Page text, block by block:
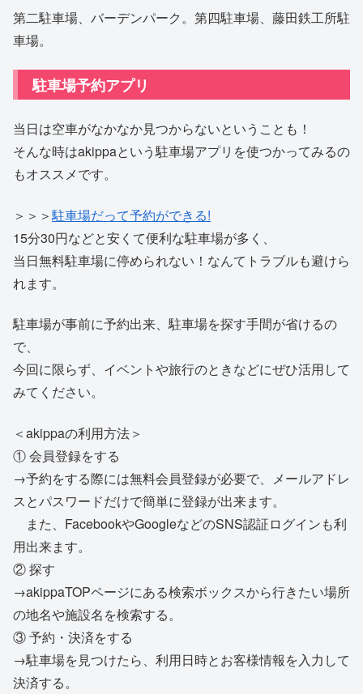
第二駐車場、バーデンパーク。第四駐車場、藤田鉄工所駐
車場。
駐車場予約アプリ
当日は空車がなかなか見つからないということも！
そんな時はakippaという駐車場アプリを使つかってみるの
もオススメです。
＞＞＞駐車場だって予約ができる!
15分30円などと安くて便利な駐車場が多く、
当日無料駐車場に停められない！なんてトラブルも避けら
れます。
駐車場が事前に予約出来、駐車場を探す手間が省けるの
で、
今回に限らず、イベントや旅行のときなどにぜひ活用して
みてください。
＜akippaの利用方法＞
① 会員登録をする
→予約をする際には無料会員登録が必要で、メールアドレ
スとパスワードだけで簡単に登録が出来ます。
また、FacebookやGoogleなどのSNS認証ログインも利
用出来ます。
② 探す
→akippaTOPページにある検索ボックスから行きたい場所
の地名や施設名を検索する。
③ 予約・決済をする
→駐車場を見つけたら、利用日時とお客様情報を入力して
決済する。